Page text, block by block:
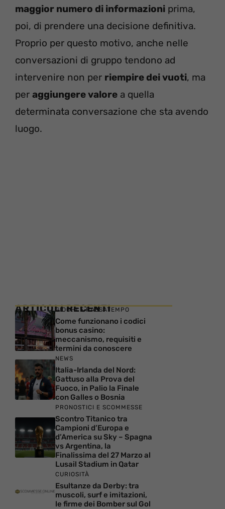
maggior numero di informazioni prima,
poi, di prendere una decisione definitiva.
Proprio per questo motivo, anche nelle
conversazioni di gruppo tendono ad
intervenire non per riempire dei vuoti, ma
per aggiungere valore a quella
determinata conversazione che sta avendo
luogo.
ARTICOLI RECENTI
GIOCHI E PASSATEMPO
Come funzionano i codici
bonus casino:
meccanismo, requisiti e
termini da conoscere
NEWS
Italia-Irlanda del Nord:
Gattuso alla Prova del
Fuoco, in Palio la Finale
con Galles o Bosnia
PRONOSTICI E SCOMMESSE
Scontro Titanico tra
Campioni d’Europa e
d’America su Sky – Spagna
vs Argentina, la
Finalissima del 27 Marzo al
Lusail Stadium in Qatar
CURIOSITÀ
Esultanze da Derby: tra
muscoli, surf e imitazioni,
le firme dei Bomber sul Gol